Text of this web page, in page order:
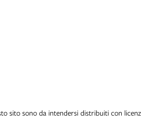
sito sono da intendersi distribuiti con